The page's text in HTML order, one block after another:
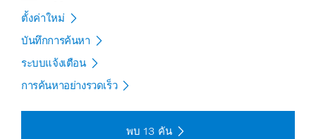
ตั้งค่าใหม่
บันทึกการค้นหา
ระบบแจ้งเตือน
การค้นหาอย่างรวดเร็ว
พบ 13 คัน